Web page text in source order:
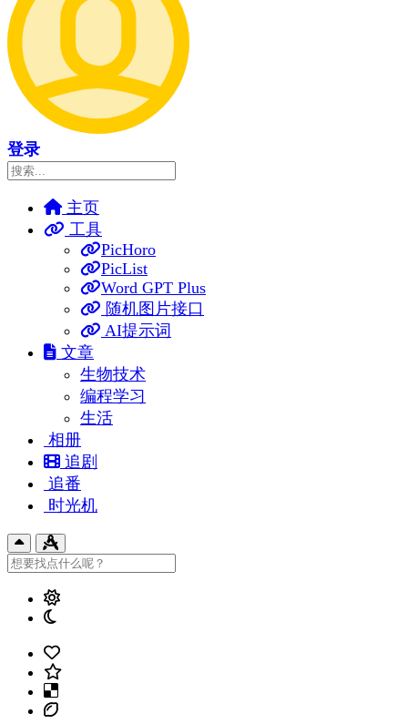
登录
主页
工具
PicHoro
PicList
Word GPT Plus
随机图片接口
AI提示词
文章
生物技术
编程学习
生活
相册
追剧
追番
时光机